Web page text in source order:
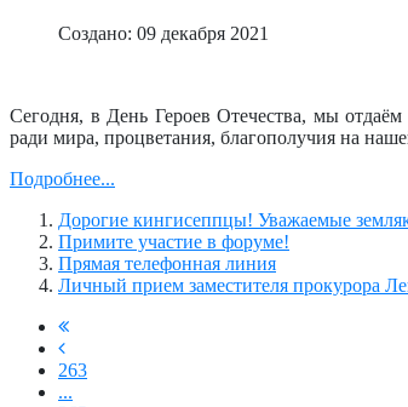
Создано: 09 декабря 2021
Сегодня, в День Героев Отечества, мы
ради мира, процветания, благополучия на
Подробнее...
Дорогие кингисеппцы! Уважаемые
Примите участие в форуме!
Прямая телефонная линия
Личный прием заместителя прокурора
263
...